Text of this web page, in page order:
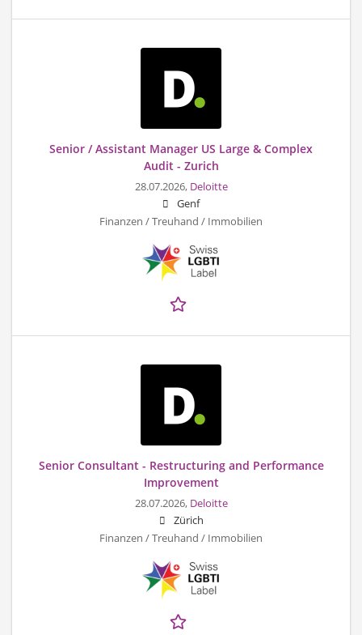
Senior / Assistant Manager US Large & Complex
Audit - Zurich
28.07.2026, Deloitte
Genf
Finanzen / Treuhand / Immobilien
Senior Consultant - Restructuring and Performance
Improvement
28.07.2026, Deloitte
Zürich
Finanzen / Treuhand / Immobilien